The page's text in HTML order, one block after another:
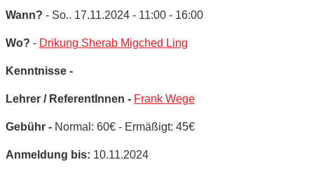
Wann? - So.. 17.11.2024 - 11:00 - 16:00
Wo? - Drikung Sherab Migched Ling
Kenntnisse -
Lehrer / ReferentInnen - Frank Wege
Gebühr - Normal: 60€ - Ermäßigt: 45€
Anmeldung bis: 10.11.2024